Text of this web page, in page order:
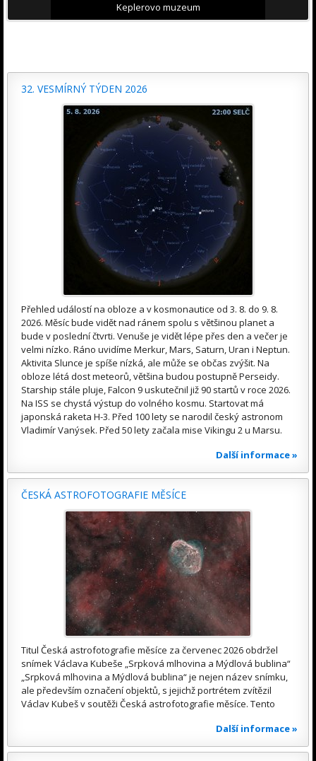
Keplerovo muzeum
32. VESMÍRNÝ TÝDEN 2026
Přehled událostí na obloze a v kosmonautice od 3. 8. do 9. 8.
2026. Měsíc bude vidět nad ránem spolu s většinou planet a
bude v poslední čtvrti. Venuše je vidět lépe přes den a večer je
velmi nízko. Ráno uvidíme Merkur, Mars, Saturn, Uran i Neptun.
Aktivita Slunce je spíše nízká, ale může se občas zvýšit. Na
obloze létá dost meteorů, většina budou postupně Perseidy.
Starship stále pluje, Falcon 9 uskutečnil již 90 startů v roce 2026.
Na ISS se chystá výstup do volného kosmu. Startovat má
japonská raketa H-3. Před 100 lety se narodil český astronom
Vladimír Vanýsek. Před 50 lety začala mise Vikingu 2 u Marsu.
Další informace »
ČESKÁ ASTROFOTOGRAFIE MĚSÍCE
Titul Česká astrofotografie měsíce za červenec 2026 obdržel
snímek Václava Kubeše „Srpková mlhovina a Mýdlová bublina“
„Srpková mlhovina a Mýdlová bublina“ je nejen název snímku,
ale především označení objektů, s jejichž portrétem zvítězil
Václav Kubeš v soutěži Česká astrofotografie měsíce. Tento
Další informace »